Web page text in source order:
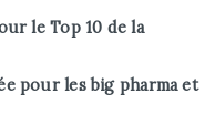
le Top 10 de la
pour les big pharma et